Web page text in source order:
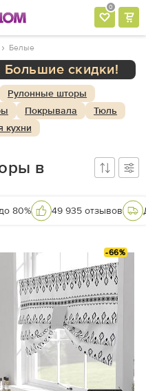
0
Белые
Большие скидки!
Рулонные шторы
Покрывала
Тюль
кухни
в
80% 49 935 отзывов
-66%